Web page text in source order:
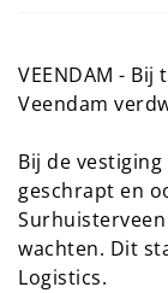
VEENDAM -
Veendam
Bij de
geschrapt en
wachten. Dit
Logistics.